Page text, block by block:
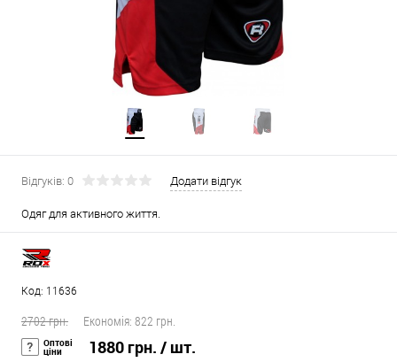
Відгуків: 0 Додати відгук
Одяг для активного життя.
Код: 11636
2702 грн. Економія: 822 грн.
Оптові
ціни 1880 грн. / шт.